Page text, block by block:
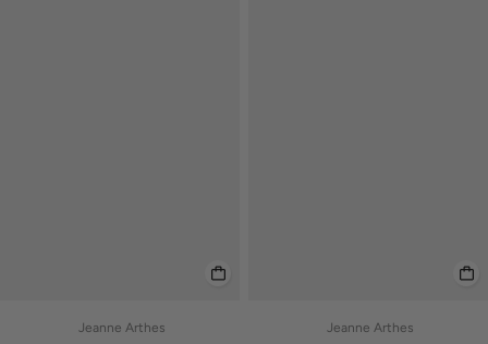
Jeanne Arthes Jeanne Arthes